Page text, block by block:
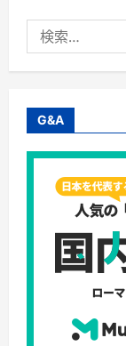
索:
G&A